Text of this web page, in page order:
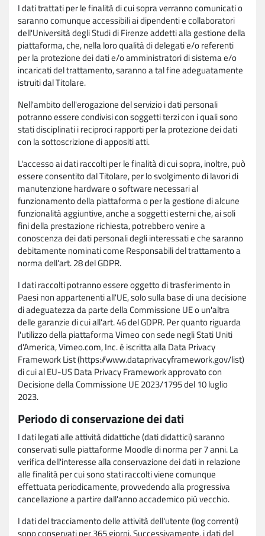
I dati trattati per le finalità di cui sopra verranno comunicati o
saranno comunque accessibili ai dipendenti e collaboratori
dell'Università degli Studi di Firenze addetti alla gestione della
piattaforma, che, nella loro qualità di delegati e/o referenti
per la protezione dei dati e/o amministratori di sistema e/o
incaricati del trattamento, saranno a tal fine adeguatamente
istruiti dal Titolare.
Nell'ambito dell'erogazione del servizio i dati personali
potranno essere condivisi con soggetti terzi con i quali sono
stati disciplinati i reciproci rapporti per la protezione dei dati
con la sottoscrizione di appositi atti.
L'accesso ai dati raccolti per le finalità di cui sopra, inoltre, può
essere consentito dal Titolare, per lo svolgimento di lavori di
manutenzione hardware o software necessari al
funzionamento della piattaforma o per la gestione di alcune
funzionalità aggiuntive, anche a soggetti esterni che, ai soli
fini della prestazione richiesta, potrebbero venire a
conoscenza dei dati personali degli interessati e che saranno
debitamente nominati come Responsabili del trattamento a
norma dell'art. 28 del GDPR.
I dati raccolti potranno essere oggetto di trasferimento in
Paesi non appartenenti all'UE, solo sulla base di una decisione
di adeguatezza da parte della Commissione UE o un'altra
delle garanzie di cui all'art. 46 del GDPR. Per quanto riguarda
l'utilizzo della piattaforma Vimeo con sede negli Stati Uniti
d'America, Vimeo.com, Inc. è iscritta alla Data Privacy
Framework List (https://www.dataprivacyframework.gov/list)
di cui al EU-US Data Privacy Framework approvato con
Decisione della Commissione UE 2023/1795 del 10 luglio
2023.
Periodo di conservazione dei dati
I dati legati alle attività didattiche (dati didattici) saranno
conservati sulle piattaforme Moodle di norma per 7 anni. La
verifica dell'interesse alla conservazione dei dati in relazione
alle finalità per cui sono stati raccolti viene comunque
effettuata periodicamente, provvedendo alla progressiva
cancellazione a partire dall'anno accademico più vecchio.
I dati del tracciamento delle attività dell'utente (log correnti)
sono conservati per 365 giorni. Successivamente, i dati del